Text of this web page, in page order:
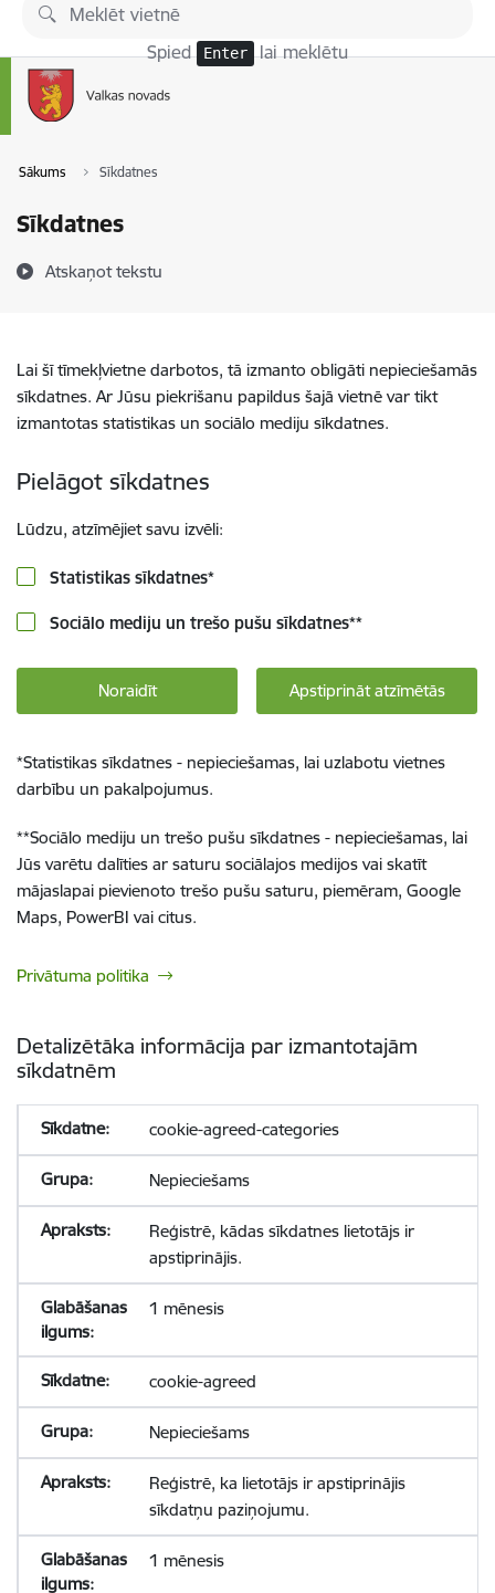
Pāriet uz lapas saturu
Spied Enter lai meklētu
Sākums Sīkdatnes
Sīkdatnes
Atskaņot tekstu
Lai šī tīmekļvietne darbotos, tā izmanto obligāti nepieciešamās
sīkdatnes. Ar Jūsu piekrišanu papildus šajā vietnē var tikt
izmantotas statistikas un sociālo mediju sīkdatnes.
Pielāgot sīkdatnes
Lūdzu, atzīmējiet savu izvēli:
Statistikas sīkdatnes*
Sociālo mediju un trešo pušu sīkdatnes**
Noraidīt Apstiprināt atzīmētās
*Statistikas sīkdatnes - nepieciešamas, lai uzlabotu vietnes
darbību un pakalpojumus.
**Sociālo mediju un trešo pušu sīkdatnes - nepieciešamas, lai
Jūs varētu dalīties ar saturu sociālajos medijos vai skatīt
mājaslapai pievienoto trešo pušu saturu, piemēram, Google
Maps, PowerBI vai citus.
Privātuma politika
Detalizētāka informācija par izmantotajām
sīkdatnēm
cookie-agreed-categories
Nepieciešams
Reģistrē, kādas sīkdatnes lietotājs ir
apstiprinājis.
1 mēnesis
cookie-agreed
Nepieciešams
Reģistrē, ka lietotājs ir apstiprinājis
sīkdatņu paziņojumu.
1 mēnesis